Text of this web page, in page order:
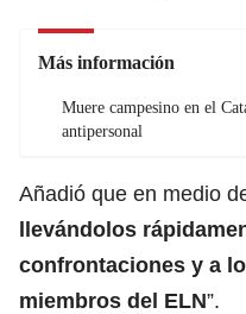
Más información
Muere campesino en el
antipersonal
Añadió que en medio
llevándolos
confrontaciones y a
miembros del ELN”.